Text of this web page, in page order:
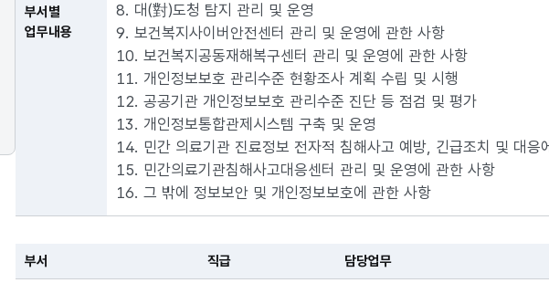
부서별
업무내용
8. 대(對)도청 탐지 관리 및 운영
9. 보건복지사이버안전센터 관리 및 운영에 관한 사항
10. 보건복지공동재해복구센터 관리 및 운영에 관한 사항
11. 개인정보보호 관리수준 현황조사 계획 수립 및 시행
12. 공공기관 개인정보보호 관리수준 진단 등 점검 및 평가
13. 개인정보통합관제시스템 구축 및 운영
14. 민간 의료기관 진료정보 전자적 침해사고 예방, 긴급조치 및 대응
15. 민간의료기관침해사고대응센터 관리 및 운영에 관한 사항
16. 그 밖에 정보보안 및 개인정보보호에 관한 사항
부서 직급 담당업무